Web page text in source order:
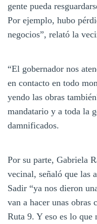
gente pueda
Por ejemplo, hubo
negocios”, relató la
“El gobernador nos
en contacto en todo
yendo las obras
mandatario y a toda la
damnificados.
Por su parte, Gabriela
vecinal, señaló que las
Sadir “ya nos dieron
van a hacer unas obras
Ruta 9. Y eso es lo que